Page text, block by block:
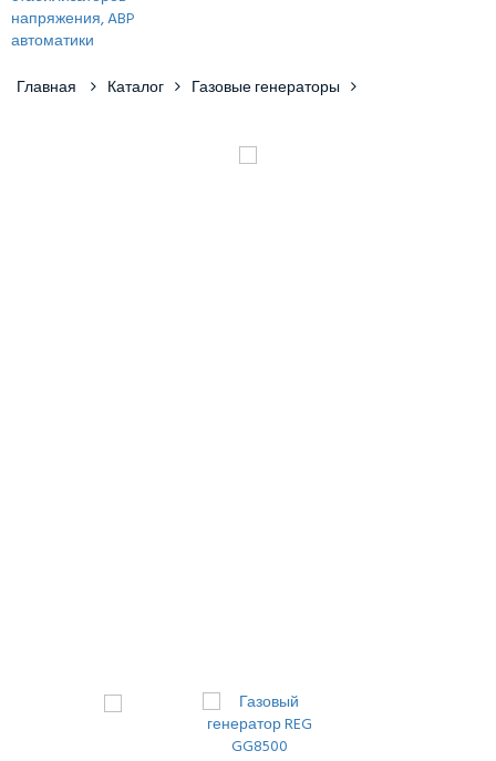
Главная Каталог Газовые генераторы